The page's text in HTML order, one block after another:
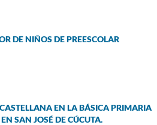
DE NIÑOS DE PREESCOLAR
EN LA BÁSICA PRIMARIA
SAN JOSÉ DE CÚCUTA.